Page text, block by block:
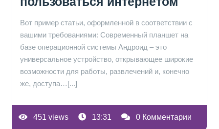
Вот пример статьи, оформленной в соответствии с
вашими требованиями: Современный планшет на
базе операционной системы Андроид – это
универсальное устройство, открывающее широкие
возможности для работы, развлечений и, конечно
же, доступа…[...]
451 views 13:31 0 Комментарии